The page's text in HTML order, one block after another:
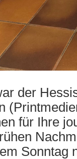
der
für Ihre
Sonntag